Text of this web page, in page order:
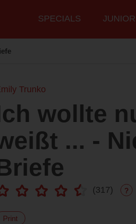
Hauptmenü
SPECIALS JUNIOR
Trunko
wollte
... -
(317) ?
Print